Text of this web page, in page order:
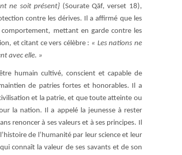
ne soit présent}(Sourate Qāf, verset 18),
contre les dérives. Il a affirmé que les
mettant en garde contre les
et citant ce vers célèbre : « Les nations ne
avec elle. »
humain cultivé, conscient et capable de
de patries fortes et honorables. Il a
et la patrie, et que toute atteinte ou
la nation. Il a appelé la jeunesse à rester
renoncer à ses valeurs et à ses principes. Il
de l’humanité par leur science et leur
connaît la valeur de ses savants et de son